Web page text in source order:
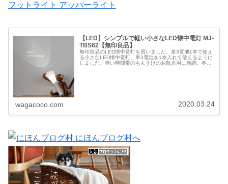
フットライト アッパーライト
【LED】シンプルで軽い小さなLED懐中電灯 MJ‐
TBS62【無印良品】
無印良品のLED懐中電灯を買いました。単3電池1本で使え
る小さなLED懐中電灯。単3電池を1本入れて使えるように
しました。暗い時間帯のもんすけのお散歩用に新調。冬場
wagacoco.com 2020.03.24